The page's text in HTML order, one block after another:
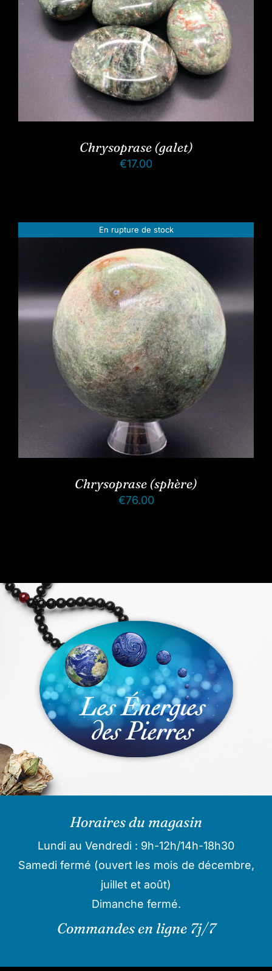
Chrysoprase (galet)
€17.00
En rupture de stock
Chrysoprase (sphère)
€76.00
Horaires du magasin
Lundi au Vendredi : 9h-12h/14h-18h30
Samedi fermé (ouvert les mois de décembre,
juillet et août)
Dimanche fermé.
Commandes en ligne 7j/7